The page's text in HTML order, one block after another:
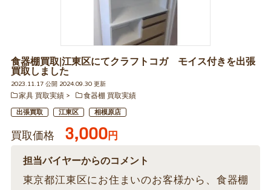
食器棚買取|江東区にてクラフトコガ モイス付きを出張
買取しました
2023.11.17 公開 2024.09.30 更新
家具 買取実績
食器棚 買取実績
出張買取 江東区 相模原店
買取価格 3,000円
担当バイヤーからのコメント
東京都江東区にお住まいのお客様から、食器棚